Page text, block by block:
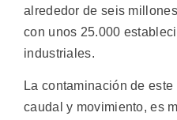
alrededor de seis
con unos 25.000
industriales.
La contaminación de
caudal y movimiento, es